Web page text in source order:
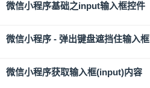
微信小程序基础之input输入框控件
微信小程序 - 弹出键盘遮挡住输入框
微信小程序获取输入框(input)内容